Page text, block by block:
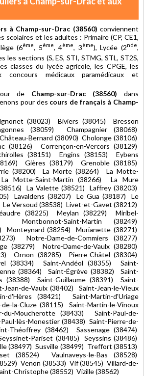
à Champ-sur-Drac (38560) conviennent
scolaires et les adultes : Primaire (CP, CE1,
(6ème, 5ème, 4ème, 3ème), Lycée (2nde,
les sections (S, ES, STI, STMG, STL, ST2S,
classes du lycée agricole, les CPGE, les
concours médicaux paramédicaux et
de Champ-sur-Drac (38560) dans
pour des cours de français à Champ-
(38023) Biviers (38045) Bresson
(38059) Champagnier (38068)
Bernard (38090) Cholonge (38106)
(38126) Corrençon-en-Vercors (38129)
(38151) Engins (38153) Eybens
Gières (38179) Grenoble (38185)
(38200) La Morte (38264) La Motte-
Motte-Saint-Martin (38266) La Mure
La Valette (38521) Laffrey (38203)
Lavaldens (38207) Le Gua (38187) Le
Versoud (38538) Livet-et-Gavet (38212)
(38225) Meylan (38229) Miribel-
Montbonnot-Saint-Martin (38249)
Monteynard (38254) Murianette (38271)
Notre-Dame-de-Commiers (38277)
(38279) Notre-Dame-de-Vaulx (38280)
Ornon (38285) Pierre-Châtel (38304)
(38334) Saint-Andéol (38355) Saint-
(38364) Saint-Égrève (38382) Saint-
(38388) Saint-Guillaume (38391) Saint-
de-Vaulx (38402) Saint-Jean-le-Vieux
d'Hères (38421) Saint-Martin-d'Uriage
la-Cluze (38115) Saint-Martin-le-Vinoux
du-Moucherotte (38433) Saint-Paul-de-
lès-Monestier (38438) Saint-Pierre-de-
Théoffrey (38462) Sassenage (38474)
Pariset (38485) Seyssins (38486)
(38497) Susville (38499) Treffort (38513)
(38524) Vaulnaveys-le-Bas (38528)
Venon (38533) Vif (38545) Villard-de-
Christophe (38552) Vizille (38562)